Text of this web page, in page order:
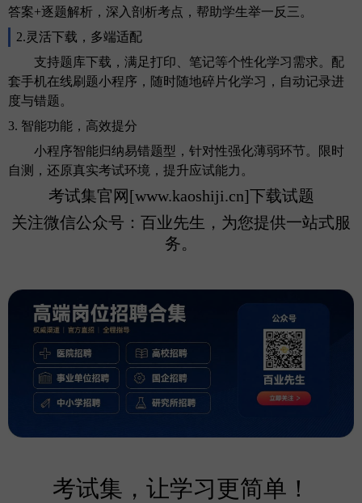
答案+逐题解析，深入剖析考点，帮助学生举一反三。
2.灵活下载，多端适配
支持题库下载，满足打印、笔记等个性化学习需求。配
套手机在线刷题小程序，随时随地碎片化学习，自动记录进
度与错题。
3. 智能功能，高效提分
小程序智能归纳易错题型，针对性强化薄弱环节。限时
自测，还原真实考试环境，提升应试能力。
考试集官网[www.kaoshiji.cn]下载试题
关注微信公众号：百业先生，为您提供一站式服
务。
考试集，让学习更简单！